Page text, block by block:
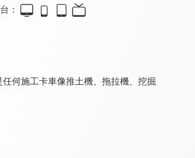
：
何施工卡車像推土機、拖拉機、挖掘